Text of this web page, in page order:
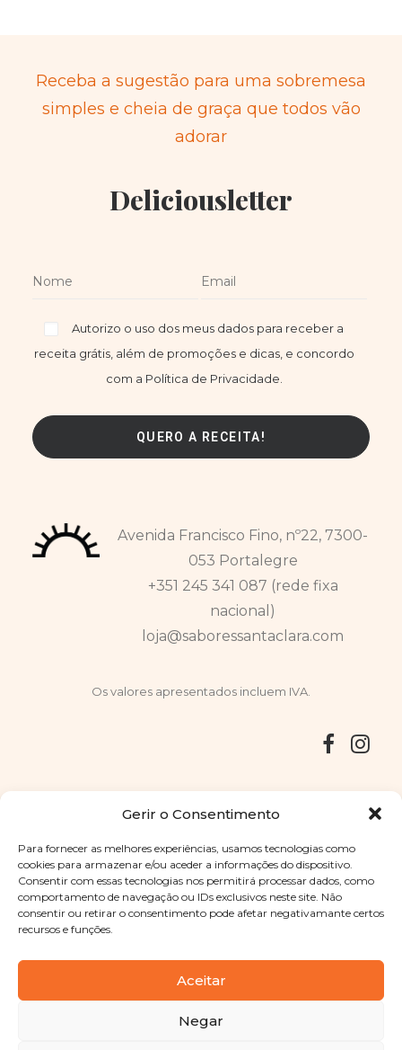
Gerir o Consentimento
Para fornecer as melhores experiências, usamos tecnologias como
cookies para armazenar e/ou aceder a informações do dispositivo.
Consentir com essas tecnologias nos permitirá processar dados, como
comportamento de navegação ou IDs exclusivos neste site. Não
consentir ou retirar o consentimento pode afetar negativamante certos
recursos e funções.
Aceitar
Negar
Receba a sugestão para uma sobremesa
simples e cheia de graça que todos vão
adorar
Deliciousletter
Autorizo o uso dos meus dados para receber a
receita grátis, além de promoções e dicas, e concordo
com a Política de Privacidade.
Avenida Francisco Fino, nº22, 7300-
053 Portalegre
+351 245 341 087 (rede fixa
nacional)
loja@saboressantaclara.com
Os valores apresentados incluem IVA.
Copyright © 2025 Sabores Santa Clara
. Todos os direitos
reservadosPolítica de Privacidade |Termos e condições
Designed byShift Your Branding Agency